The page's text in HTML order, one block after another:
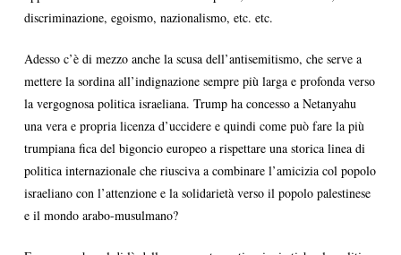
discriminazione, egoismo, nazionalismo, etc. etc.
Adesso c’è di mezzo anche la scusa dell’antisemitismo, che serve a
mettere la sordina all’indignazione sempre più larga e profonda verso
la vergognosa politica israeliana. Trump ha concesso a Netanyahu
una vera e propria licenza d’uccidere e quindi come può fare la più
trumpiana fica del bigoncio europeo a rispettare una storica linea di
politica internazionale che riusciva a combinare l’amicizia col popolo
israeliano con l’attenzione e la solidarietà verso il popolo palestinese
e il mondo arabo-musulmano?